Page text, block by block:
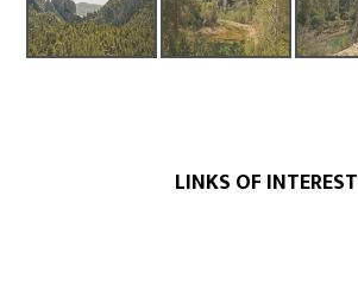
LINKS OF INTEREST